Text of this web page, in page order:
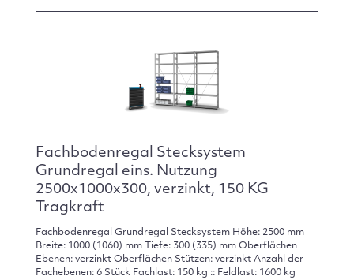
Fachbodenregal Stecksystem
Grundregal eins. Nutzung
2500x1000x300, verzinkt, 150 KG
Tragkraft
Fachbodenregal Grundregal Stecksystem Höhe: 2500 mm
Breite: 1000 (1060) mm Tiefe: 300 (335) mm Oberflächen
Ebenen: verzinkt Oberflächen Stützen: verzinkt Anzahl der
Fachebenen: 6 Stück Fachlast: 150 kg :: Feldlast: 1600 kg